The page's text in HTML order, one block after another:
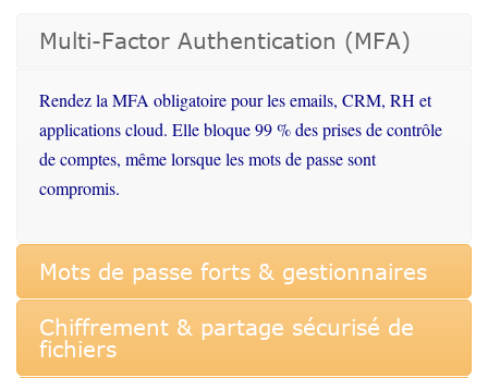
Multi-Factor Authentication (MFA)
Rendez la MFA obligatoirepour les emails, CRM, RH et
applications cloud. Ellebloque99 % des prises decontrôle
decomptes, mêmelorsqueles mots de passesont
compromis.
Mots de passe forts & gestionnaires
Chiffrement & partage sécurisé de
fichiers